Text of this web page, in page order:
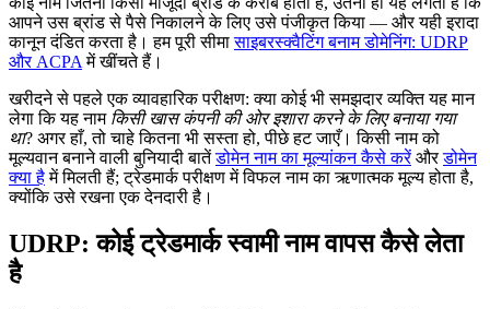
आपने उस ब्रांड से पैसे निकालने के लिए उसे पंजीकृत किया — और यही इरादा
कानून दंडित करता है। हम पूरी सीमासाइबरस्क्वैटिंग बनाम डोमेनिंग: UDRP
और ACPAमें खींचते हैं।
खरीदने से पहले एक व्यावहारिक परीक्षण: क्या कोई भी समझदार व्यक्ति यह मान
लेगा कि यह नाम किसी खास कंपनी की ओर इशारा करने के लिए बनाया गया
था? अगर हाँ, तो चाहे कितना भी सस्ता हो, पीछे हट जाएँ। किसी नाम को
मूल्यवान बनाने वाली बुनियादी बातेंडोमेन नाम का मूल्यांकन कैसे करेंऔरडोमेन
क्या हैमें मिलती हैं; ट्रेडमार्क परीक्षण में विफल नाम का ऋणात्मक मूल्य होता है,
क्योंकि उसे रखना एक देनदारी है।
UDRP: कोई ट्रेडमार्क स्वामी नाम वापस कैसे लेता
है